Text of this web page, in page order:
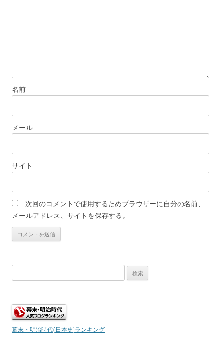
名前
メール
サイト
次回のコメントで使用するためブラウザーに自分の名前、
メールアドレス、サイトを保存する。
索:
幕末・明治時代(日本史)ランキング